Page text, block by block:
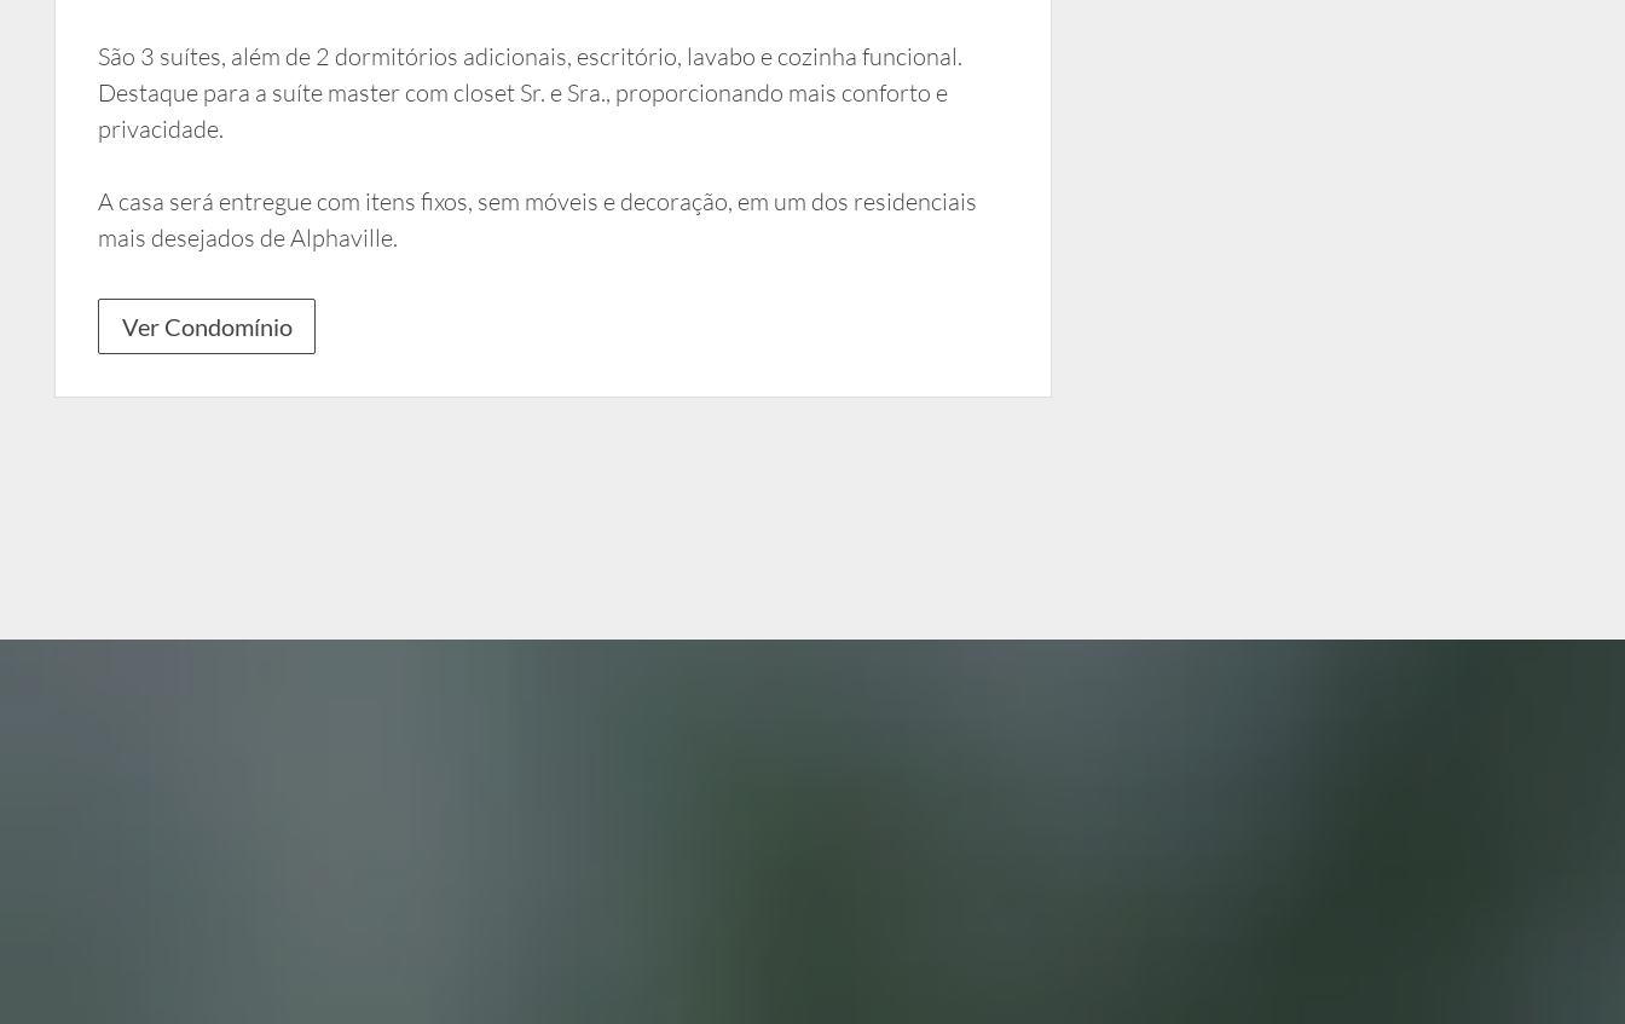
São 3 suítes, além de 2 dormitórios adicionais, escritório, lavabo e cozinha funcional.
Destaque para a suíte master com closet Sr. e Sra., proporcionando mais conforto e
privacidade.
A casa será entregue com itens fixos, sem móveis e decoração, em um dos residenciais
mais desejados de Alphaville.
Ver Condomínio